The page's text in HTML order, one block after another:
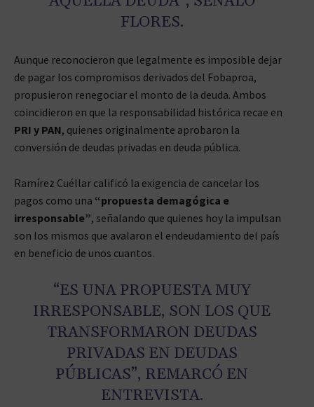
FLORES.
Aunque reconocieron que legalmente es imposible dejar
de pagar los compromisos derivados del Fobaproa,
propusieron renegociar el monto de la deuda. Ambos
coincidieron en que la responsabilidad histórica recae en
PRI y PAN, quienes originalmente aprobaron la
conversión de deudas privadas en deuda pública.
Ramírez Cuéllar calificó la exigencia de cancelar los
pagos como una “propuesta demagógica e
irresponsable”, señalando que quienes hoy la impulsan
son los mismos que avalaron el endeudamiento del país
en beneficio de unos cuantos.
“ES UNA PROPUESTA MUY
IRRESPONSABLE, SON LOS QUE
TRANSFORMARON DEUDAS
PRIVADAS EN DEUDAS
PÚBLICAS”, REMARCÓ EN
ENTREVISTA.